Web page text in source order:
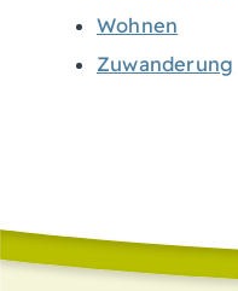
Wohnen
Zuwanderung